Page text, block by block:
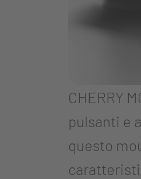
CHERRY
pulsanti e
questo